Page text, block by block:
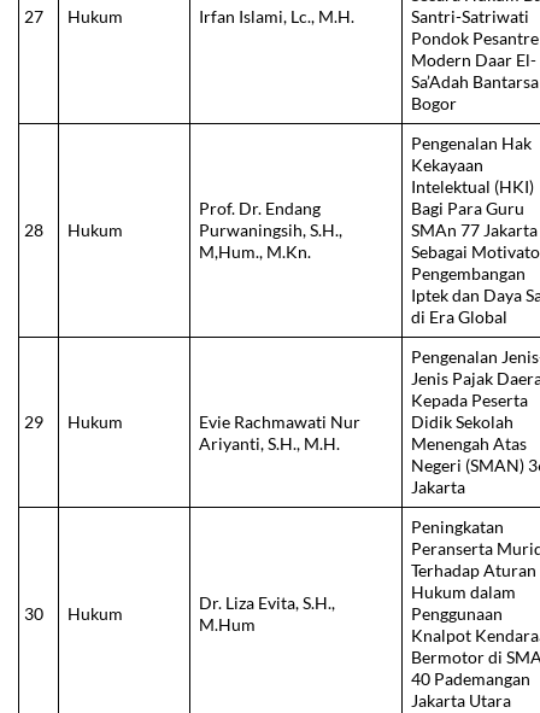
27 Hukum Irfan Islami, Lc., M.H.
Santri-Satriwati
Pondok
Modern Daar El-
Sa’Adah
Bogor
28 Hukum
Prof. Dr. Endang
Purwaningsih, S.H.,
M,Hum., M.Kn.
Pengenalan Hak
Kekayaan
Intelektual (HKI)
Bagi Para Guru
SMAn 77 Jakarta
Sebagai
Pengembangan
Iptek dan Daya
di Era Global
29 Hukum
Evie Rachmawati Nur
Ariyanti, S.H., M.H.
Pengenalan
Jenis Pajak
Kepada Peserta
Didik Sekolah
Menengah Atas
Negeri (SMAN)
Jakarta
30 Hukum
Dr. Liza Evita, S.H.,
M.Hum
Peningkatan
Peranserta
Terhadap Aturan
Hukum dalam
Penggunaan
Knalpot
Bermotor di
40 Pademangan
Jakarta Utara